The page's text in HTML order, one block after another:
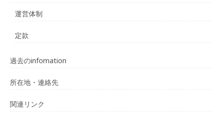
運営体制
定款
過去のinfomation
所在地・連絡先
関連リンク